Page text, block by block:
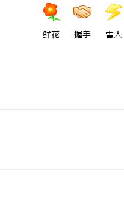
鲜花 握手 雷人